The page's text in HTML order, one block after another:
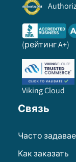
(рейтинг A+)
Viking Cloud
Связь
Часто
Как заказать